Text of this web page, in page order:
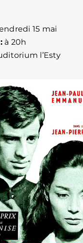
15 mai
à 20h
l’Esty